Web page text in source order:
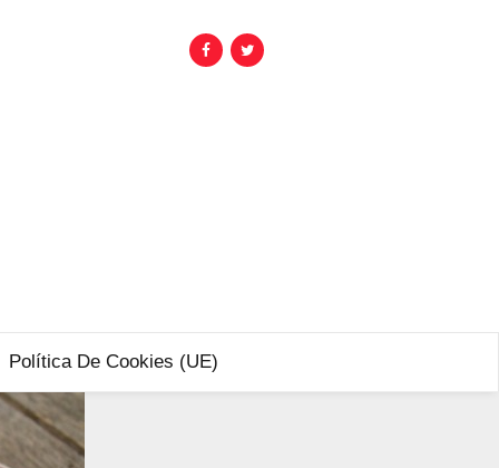
Política De Cookies (UE)